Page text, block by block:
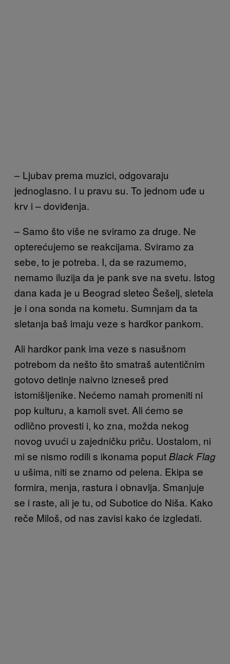
– Ljubav prema muzici, odgovaraju
jednoglasno. I u pravu su. To jednom uđe u
krv i – doviđenja.
– Samo što više ne sviramo za druge. Ne
opterećujemo se reakcijama. Sviramo za
sebe, to je potreba. I, da se razumemo,
nemamo iluzija da je pank sve na svetu. Istog
dana kada je u Beograd sleteo Šešelj, sletela
je i ona sonda na kometu. Sumnjam da ta
sletanja baš imaju veze s hardkor pankom.
Ali hardkor pank ima veze s nasušnom
potrebom da nešto što smatraš autentičnim
gotovo detinje naivno izneseš pred
istomišljenike. Nećemo namah promeniti ni
pop kulturu, a kamoli svet. Ali ćemo se
odlično provesti i, ko zna, možda nekog
novog uvući u zajedničku priču. Uostalom, ni
mi se nismo rodili s ikonama poput Black Flag
u ušima, niti se znamo od pelena. Ekipa se
formira, menja, rastura i obnavlja. Smanjuje
se i raste, ali je tu, od Subotice do Niša. Kako
reče Miloš, od nas zavisi kako će izgledati.